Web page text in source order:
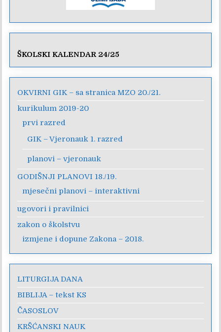
ŠKOLSKI KALENDAR 24/25
OKVIRNI GIK – sa stranica MZO 20./21.
kurikulum 2019-20
prvi razred
GIK – Vjeronauk 1. razred
planovi – vjeronauk
GODIŠNJI PLANOVI 18./19.
mjesečni planovi – interaktivni
ugovori i pravilnici
zakon o školstvu
izmjene i dopune Zakona – 2018.
LITURGIJA DANA
BIBLIJA – tekst KS
ČASOSLOV
KRŠĆANSKI NAUK